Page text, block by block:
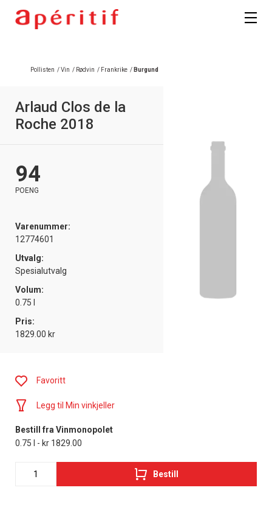
Pollisten /Vin / Rødvin / Frankrike / Burgund
Arlaud Clos de la
Roche 2018
94
POENG
Varenummer:
12774601
Utvalg:
Spesialutvalg
Volum:
0.75 l
Pris:
1829.00 kr
Favoritt
Legg til Min vinkjeller
Bestill fra Vinmonopolet
0.75 l - kr 1829.00
Bestill